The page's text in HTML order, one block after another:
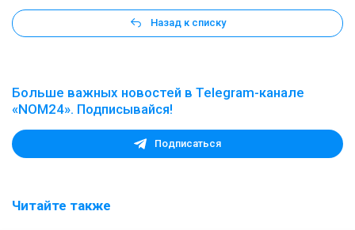
Назад к списку
Больше важных новостей в Telegram-канале
«NOM24». Подписывайся!
Подписаться
Читайте также